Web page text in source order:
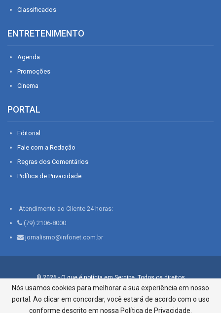
Classificados
ENTRETENIMENTO
Agenda
Promoções
Cinema
PORTAL
Editorial
Fale com a Redação
Regras dos Comentários
Política de Privacidade
Atendimento ao Cliente 24 horas:
(79) 2106-8000
jornalismo@infonet.com.br
© 2026 - O que é notícia em Sergipe. Todos os direitos
reservados.
Infonet - Rua Monsenhor Silveira 276, Bairro São José |
Aracaju-SE, CEP 49015-030, Fone: 79.2106.8000 - CI Centro de
Nós usamos cookies para melhorar a sua experiência em nosso
portal. Ao clicar em concordar, você estará de acordo com o uso
conforme descrito em nossa Política de Privacidade.